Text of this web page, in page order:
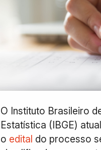
O Instituto Brasileiro
Estatística (IBGE)
o edital do processo